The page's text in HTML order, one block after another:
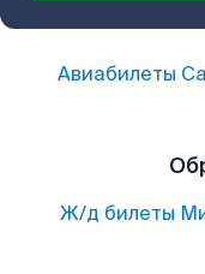
Авиабилеты
Ж/д билеты